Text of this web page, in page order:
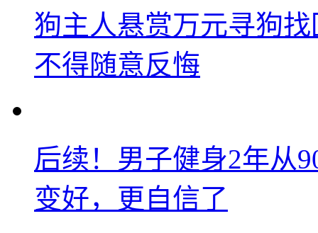
狗主人悬赏万元寻狗
不得随意反悔
后续！男子健身2年从
变好，更自信了